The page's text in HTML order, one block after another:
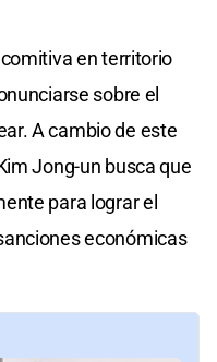
en territorio
sobre el
A cambio de este
Jong-un busca que
para lograr el
económicas